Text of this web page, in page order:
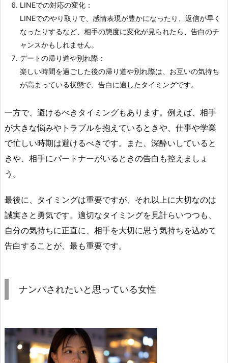
LINEでの対応の変化：
LINEでのやり取りで、感情表現が豊かになったり、返信が早く
なったりするなど、相手の態度に変化が見られたら、告白のチ
ャンスかもしれません。
デートの帰り道や別れ際：
楽しい時間を過ごした後の帰り道や別れ際は、お互いの気持ち
が高まっている状態で、告白に適したタイミングです。
一方で、避けるべきタイミングもあります。例えば、相手
が大きな悩みやトラブルを抱えているときや、仕事や学業
で忙しい時期は避けるべきです。また、深酔いしていると
きや、相手にパートナーがいるときの告白も控えましょ
う。
最後に、タイミングは重要ですが、それ以上に大切なのは
誠実さと勇気です。適切なタイミングを見計らいつつも、
自分の気持ちに正直に、相手を大切に思う気持ちを込めて
告白することが、最も重要です。
ナンパされたいと思っている女性